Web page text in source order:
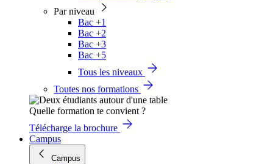
Par niveau
Bac +1
Bac +2
Bac +3
Bac +5
Tous les niveaux
Toutes nos formations
Quelle formation te convient ?
Télécharge la brochure
Campus
Campus